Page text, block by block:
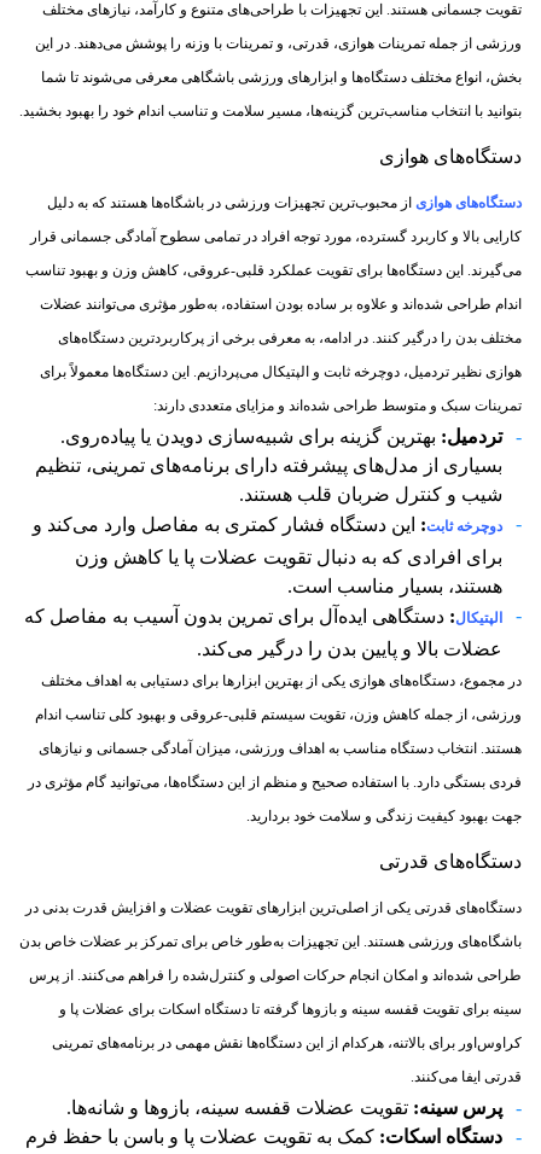
تقویت جسمانی هستند. این تجهیزات با طراحی‌های متنوع و کارآمد، نیازهای مختلف
ورزشی از جمله تمرینات هوازی، قدرتی، و تمرینات با وزنه را پوشش می‌دهند. در این
بخش، انواع مختلف دستگاه‌ها و ابزارهای ورزشی باشگاهی معرفی می‌شوند تا شما
بتوانید با انتخاب مناسب‌ترین گزینه‌ها، مسیر سلامت و تناسب اندام خود را بهبود بخشید.
دستگاه‌های هوازی
دستگاه‌های هوازی از محبوب‌ترین تجهیزات ورزشی در باشگاه‌ها هستند که به دلیل
کارایی بالا و کاربرد گسترده، مورد توجه افراد در تمامی سطوح آمادگی جسمانی قرار
می‌گیرند. این دستگاه‌ها برای تقویت عملکرد قلبی-عروقی، کاهش وزن و بهبود تناسب
اندام طراحی شده‌اند و علاوه بر ساده بودن استفاده، به‌طور مؤثری می‌توانند عضلات
مختلف بدن را درگیر کنند. در ادامه، به معرفی برخی از پرکاربردترین دستگاه‌های
هوازی نظیر تردمیل، دوچرخه ثابت و الپتیکال می‌پردازیم. این دستگاه‌ها معمولاً برای
تمرینات سبک و متوسط طراحی شده‌اند و مزایای متعددی دارند:
تردمیل: بهترین گزینه برای شبیه‌سازی دویدن یا پیاده‌روی.
بسیاری از مدل‌های پیشرفته دارای برنامه‌های تمرینی، تنظیم
شیب و کنترل ضربان قلب هستند.
دوچرخه ثابت: این دستگاه فشار کمتری به مفاصل وارد می‌کند و
برای افرادی که به دنبال تقویت عضلات پا یا کاهش وزن
هستند، بسیار مناسب است.
الپتیکال: دستگاهی ایده‌آل برای تمرین بدون آسیب به مفاصل که
عضلات بالا و پایین بدن را درگیر می‌کند.
در مجموع، دستگاه‌های هوازی یکی از بهترین ابزارها برای دستیابی به اهداف مختلف
ورزشی، از جمله کاهش وزن، تقویت سیستم قلبی-عروقی و بهبود کلی تناسب اندام
هستند. انتخاب دستگاه مناسب به اهداف ورزشی، میزان آمادگی جسمانی و نیازهای
فردی بستگی دارد. با استفاده صحیح و منظم از این دستگاه‌ها، می‌توانید گام مؤثری در
جهت بهبود کیفیت زندگی و سلامت خود بردارید.
دستگاه‌های قدرتی
دستگاه‌های قدرتی یکی از اصلی‌ترین ابزارهای تقویت عضلات و افزایش قدرت بدنی در
باشگاه‌های ورزشی هستند. این تجهیزات به‌طور خاص برای تمرکز بر عضلات خاص بدن
طراحی شده‌اند و امکان انجام حرکات اصولی و کنترل‌شده را فراهم می‌کنند. از پرس
سینه برای تقویت قفسه سینه و بازوها گرفته تا دستگاه اسکات برای عضلات پا و
کراوس‌اور برای بالاتنه، هرکدام از این دستگاه‌ها نقش مهمی در برنامه‌های تمرینی
قدرتی ایفا می‌کنند.
پرس سینه: تقویت عضلات قفسه سینه، بازوها و شانه‌ها.
دستگاه اسکات: کمک به تقویت عضلات پا و باسن با حفظ فرم